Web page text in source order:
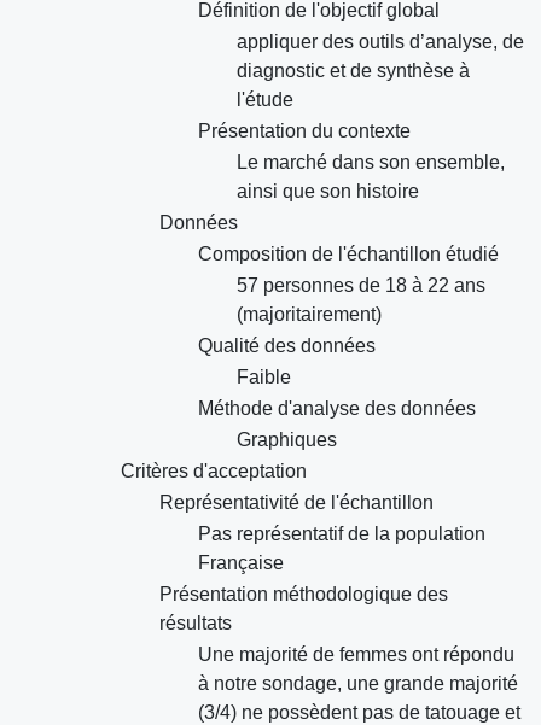
Définition de l'objectif global
appliquer des outils d’analyse, de
diagnostic et de synthèse à
l'étude
Présentation du contexte
Le marché dans son ensemble,
ainsi que son histoire
Données
Composition de l'échantillon étudié
57 personnes de 18 à 22 ans
(majoritairement)
Qualité des données
Faible
Méthode d'analyse des données
Graphiques
Critères d'acceptation
Représentativité de l'échantillon
Pas représentatif de la population
Française
Présentation méthodologique des
résultats
Une majorité de femmes ont répondu
à notre sondage, une grande majorité
(3/4) ne possèdent pas de tatouage et